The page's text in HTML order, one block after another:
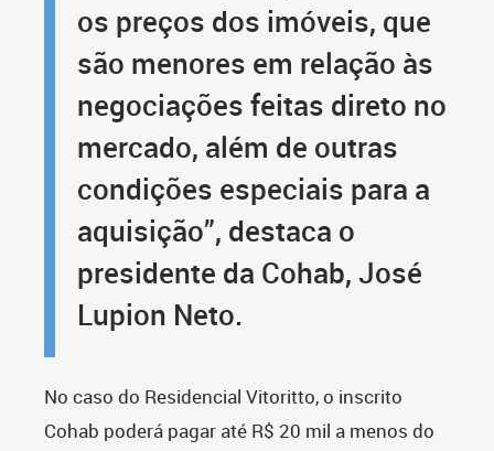
os preços dos imóveis, que
são menores em relação às
negociações feitas direto no
mercado, além de outras
condições especiais para a
aquisição”, destaca o
presidente da Cohab, José
Lupion Neto.
No caso do Residencial Vitoritto, o inscrito
Cohab poderá pagar até R$ 20 mil a menos do